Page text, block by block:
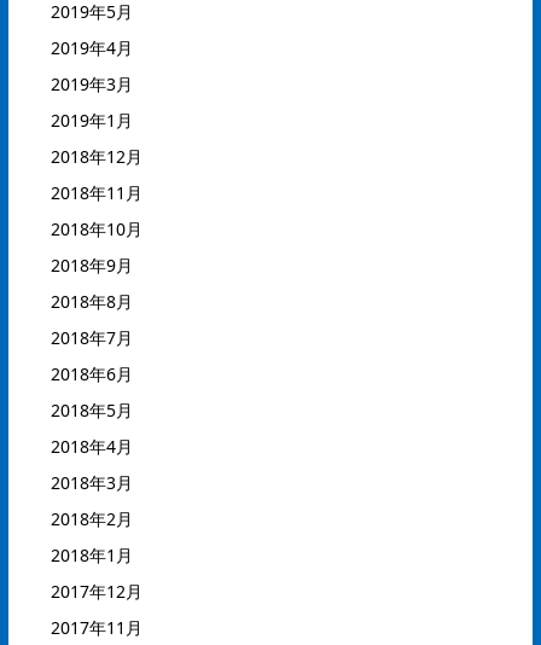
2019年5月
2019年4月
2019年3月
2019年1月
2018年12月
2018年11月
2018年10月
2018年9月
2018年8月
2018年7月
2018年6月
2018年5月
2018年4月
2018年3月
2018年2月
2018年1月
2017年12月
2017年11月